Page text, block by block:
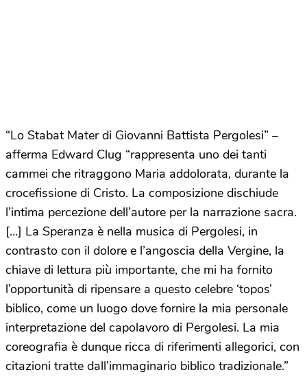
“Lo Stabat Mater di Giovanni Battista Pergolesi” –
afferma Edward Clug “rappresenta uno dei tanti
cammei che ritraggono Maria addolorata, durante la
crocefissione di Cristo. La composizione dischiude
l’intima percezione dell’autore per la narrazione sacra.
[…] La Speranza è nella musica di Pergolesi, in
contrasto con il dolore e l’angoscia della Vergine, la
chiave di lettura più importante, che mi ha fornito
l’opportunità di ripensare a questo celebre ‘topos’
biblico, come un luogo dove fornire la mia personale
interpretazione del capolavoro di Pergolesi. La mia
coreografia è dunque ricca di riferimenti allegorici, con
citazioni tratte dall’immaginario biblico tradizionale.”